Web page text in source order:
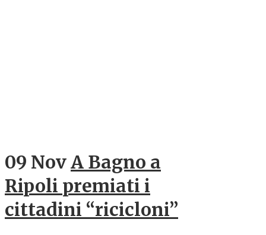
09 NovA Bagno a
Ripoli premiati i
cittadini “ricicloni”